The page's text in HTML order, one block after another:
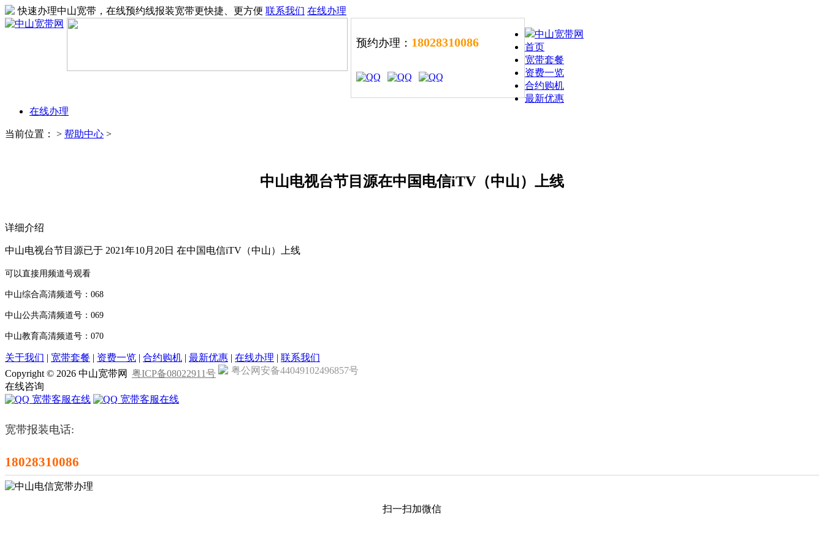
快速办理中山宽带，在线预约线报装宽带更快捷、更方便 联系我们 在线办理
预约办理： 18028310086
中山宽带网
首页
宽带套餐
资费一览
合约购机
最新优惠
在线办理
当前位置： > 帮助中心 >
中山电视台节目源在中国电信iTV（中山）上线
详细介绍
中山电视台节目源已于 2021年10月20日 在中国电信iTV（中山）上线
可以直接用频道号观看
中山综合高清频道号：068
中山公共高清频道号：069
中山教育高清频道号：070
关于我们 | 宽带套餐 | 资费一览 | 合约购机 | 最新优惠 | 在线办理 | 联系我们
Copyright © 2026 中山宽带网 粤ICP备08022911号
粤公网安备44049102496857号
在线咨询
宽带客服在线
宽带客服在线
宽带报装电话:
18028310086
扫一扫加微信